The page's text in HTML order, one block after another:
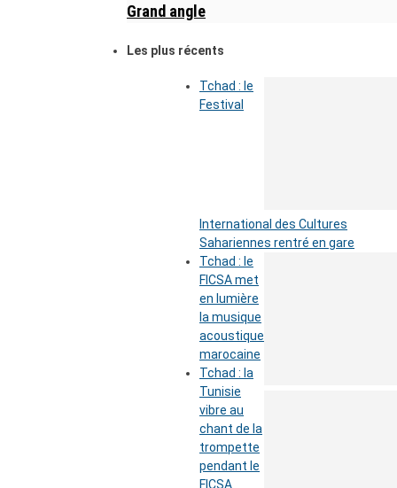
Grand angle
Les plus récents
Tchad : le
Festival
International des Cultures
Sahariennes rentré en gare
Tchad : le
FICSA met
en lumière
la musique
acoustique
marocaine
Tchad : la
Tunisie
vibre au
chant de la
trompette
pendant le
FICSA